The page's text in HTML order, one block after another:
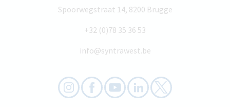
Spoorwegstraat 14, 8200 Brugge
+32 (0)78 35 36 53
info@syntrawest.be